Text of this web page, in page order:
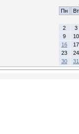
Пн
Вт
2
3
9
10
16
17
23
24
30
31